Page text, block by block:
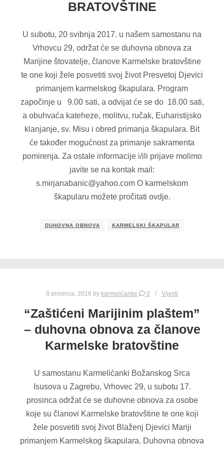
BRATOVŠTINE
U subotu, 20 svibnja 2017. u našem samostanu na
Vrhovcu 29, održat će se duhovna obnova za
Marijine štovatelje, članove Karmelske bratovštine
te one koji žele posvetiti svoj život Presvetoj Djevici
primanjem karmelskog škapulara. Program
započinje u 9.00 sati, a odvijat će se do 18.00 sati,
a obuhvaća kateheze, molitvu, ručak, Euharistijsko
klanjanje, sv. Misu i obred primanja škapulara. Bit
će također mogućnost za primanje sakramenta
pomirenja. Za ostale informacije i/ili prijave molimo
javite se na kontak mail:
s.mirjanabanic@yahoo.com O karmelskom
škapularu možete pročitati ovdje.
DUHOVNA OBNOVA KARMELSKI ŠKAPULAR
8 prosinca, 2016 by karmelićanke 0 Vijesti
“Zaštićeni Marijinim plaštem”
– duhovna obnova za članove
Karmelske bratovštine
U samostanu Karmelićanki Božanskog Srca
Isusova u Zagrebu, Vrhovec 29, u subotu 17.
prosinca održat će se duhovne obnova za osobe
koje su članovi Karmelske bratovštine te one koji
žele posvetiti svoj život Blaženj Djevici Mariji
primanjem Karmelskog škapulara. Duhovna obnova